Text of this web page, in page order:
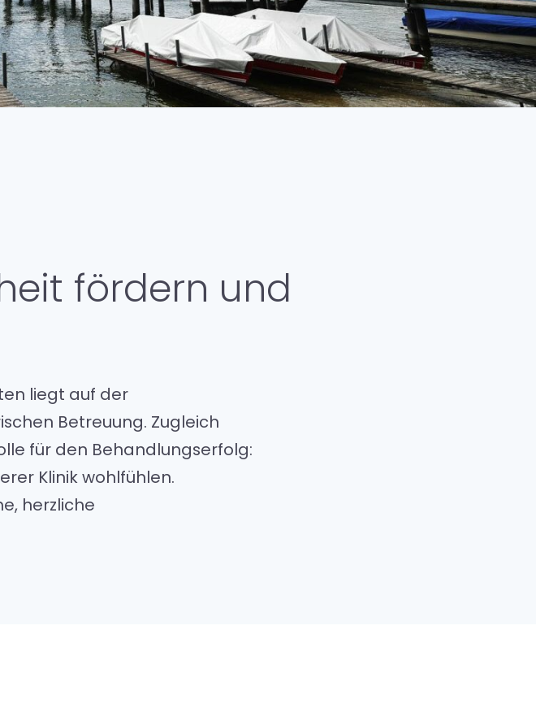
Zahlen & Fakten
Kooperationen
Geschichte
fördern und
liegt auf der
Betreuung. Zugleich
für den Behandlungserfolg:
Klinik wohlfühlen.
herzliche